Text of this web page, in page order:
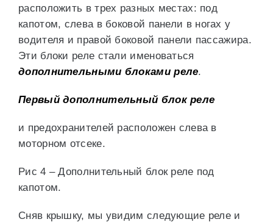
расположить в трех разных местах: под
капотом, слева в боковой панели в ногах у
водителя и правой боковой панели пассажира.
Эти блоки реле стали именоваться
дополнительными блоками реле.
Первый дополнительный блок реле
и предохранителей расположен слева в
моторном отсеке.
Рис 4 – Дополнительный блок реле под
капотом.
Сняв крышку, мы увидим следующие реле и